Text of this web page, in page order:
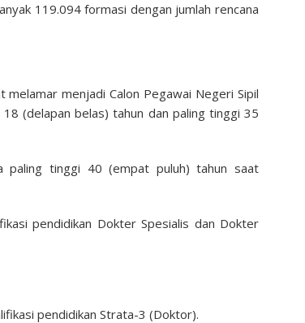
119.094 formasi dengan jumlah rencana
menjadi Calon Pegawai Negeri Sipil
(delapan belas) tahun dan paling tinggi 35
paling tinggi 40 (empat puluh) tahun saat
pendidikan Dokter Spesialis dan Dokter
pendidikan Strata-3 (Doktor).